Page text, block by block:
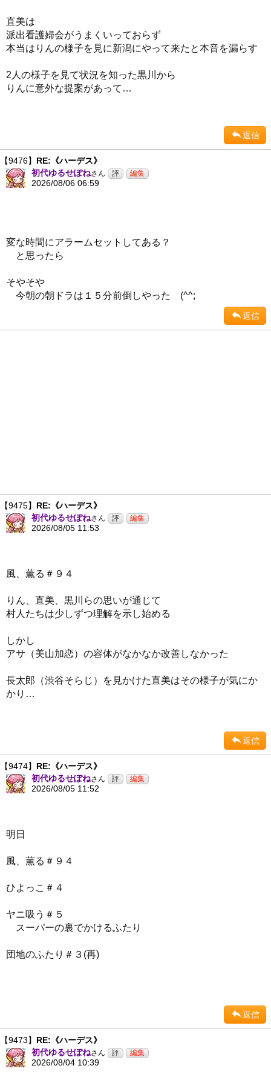
直美は
派出看護婦会がうまくいっておらず
本当はりんの様子を見に新潟にやって来たと本音を漏らす
2人の様子を見て状況を知った黒川から
りんに意外な提案があって…
返信
【9476】 RE:《ハーデス》
初代ゆるせぽねさん
2026/08/06 06:59
変な時間にアラームセットしてある？
と思ったら
そやそや
今朝の朝ドラは１５分前倒しやった (^^;
返信
【9475】 RE:《ハーデス》
初代ゆるせぽねさん
2026/08/05 11:53
風、薫る＃９４
りん、直美、黒川らの思いが通じて
村人たちは少しずつ理解を示し始める
しかし
アサ（美山加恋）の容体がなかなか改善しなかった
長太郎（渋谷そらじ）を見かけた直美はその様子が気にか
かり…
返信
【9474】 RE:《ハーデス》
初代ゆるせぽねさん
2026/08/05 11:52
明日
風、薫る＃９４
ひよっこ＃４
ヤニ吸う＃５
スーパーの裏でかけるふたり
団地のふたり＃３(再)
返信
【9473】 RE:《ハーデス》
初代ゆるせぽねさん
2026/08/04 10:39